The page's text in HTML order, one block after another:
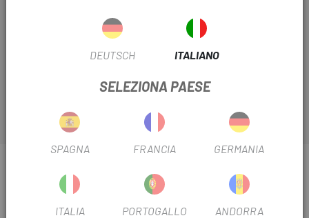
Ultimi articoli in magazzino
I tuoi componenti, accessori e ricambi BMC li trovi da
TEAMMACHINE SLR B13
SCHEDA PRODOTTO
DEUTSCH ITALIANO
SELEZIONA PAESE
SPAGNA FRANCIA GERMANIA
ITALIA PORTOGALLO ANDORRA